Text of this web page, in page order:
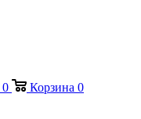
0 Корзина 0